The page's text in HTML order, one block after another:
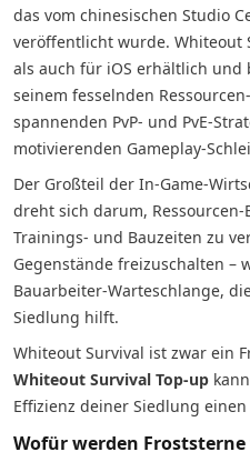
das vom chinesischen Studio
veröffentlicht wurde. Whiteout
als auch für iOS erhältlich
seinem fesselnden
spannenden PvP- und PvE-
motivierenden Gameplay-
Der Großteil der In-Game-
dreht sich darum,
Trainings- und Bauzeiten zu
Gegenstände freizuschalten –
Bauarbeiter-Warteschlange,
Siedlung hilft.
Whiteout Survival ist zwar ein
Whiteout Survival Top-up
Effizienz deiner Siedlung
Wofür werden